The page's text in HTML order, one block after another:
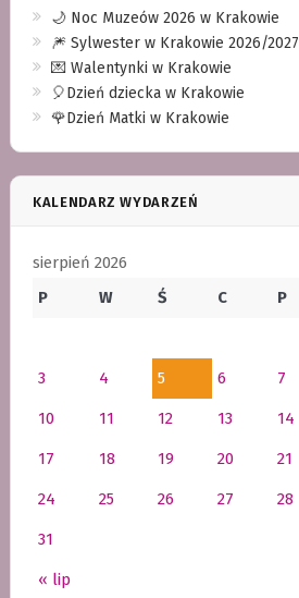
🌙 Noc Muzeów 2026 w Krakowie
🎆 Sylwester w Krakowie 2026/2027
💌 Walentynki w Krakowie
🎈Dzień dziecka w Krakowie
🌹Dzień Matki w Krakowie
KALENDARZ WYDARZEŃ
sierpień 2026
P
W Ś C P
« lip
3 4 5 6 7
10 11 12 13 14
17 18 19 20 21
24 25 26 27 28
31